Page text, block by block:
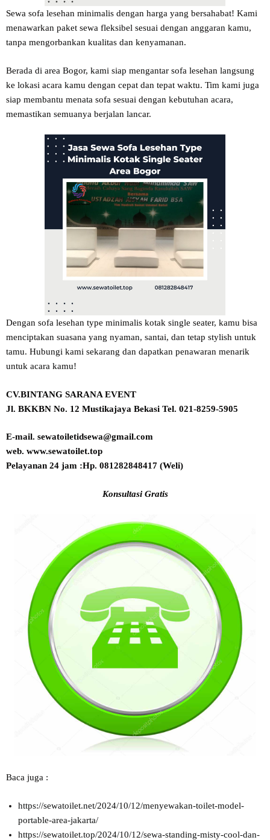
Sewa sofa lesehan minimalis dengan harga yang bersahabat! Kami
menawarkan paket sewa fleksibel sesuai dengan anggaran kamu,
tanpa mengorbankan kualitas dan kenyamanan.
Berada di area Bogor, kami siap mengantar sofa lesehan langsung
ke lokasi acara kamu dengan cepat dan tepat waktu. Tim kami juga
siap membantu menata sofa sesuai dengan kebutuhan acara,
memastikan semuanya berjalan lancar.
Dengan sofa lesehan type minimalis kotak single seater, kamu bisa
menciptakan suasana yang nyaman, santai, dan tetap stylish untuk
tamu. Hubungi kami sekarang dan dapatkan penawaran menarik
untuk acara kamu!
CV.BINTANG SARANA EVENT
Jl. BKKBN No. 12 Mustikajaya Bekasi Tel. 021-8259-5905
E-mail. sewatoiletidsewa@gmail.com
web. www.sewatoilet.top
Pelayanan 24 jam :Hp. 081282848417 (Weli)
Konsultasi Gratis
Baca juga :
https://sewatoilet.net/2024/10/12/menyewakan-toilet-model-
portable-area-jakarta/
https://sewatoilet.top/2024/10/12/sewa-standing-misty-cool-dan-